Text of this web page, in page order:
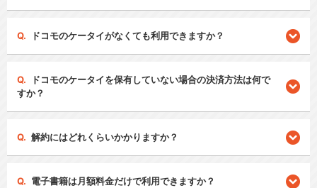
ドコモのケータイがなくても利用できますか？
ドコモのケータイを保有していない場合の決済方法は何で
すか？
解約にはどれくらいかかりますか？
電子書籍は月額料金だけで利用できますか？